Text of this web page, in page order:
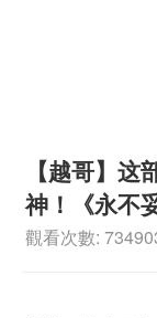
【越哥】
神！《永不
觀看次數: